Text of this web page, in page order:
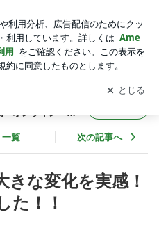
座 /フリーアナウンサー（東
し方＆印象アップ） 川越こ
の更新通知
を受け取りまし
開く
・オンライン 声
一覧 次の記事へ
きな変化を実感！
た！！